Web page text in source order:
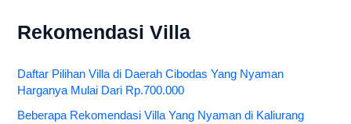
Rekomendasi Villa
Daftar Pilihan Villa di Daerah Cibodas Yang Nyaman
Harganya Mulai Dari Rp.700.000
Beberapa Rekomendasi Villa Yang Nyaman di Kaliurang